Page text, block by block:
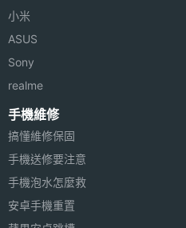
小米
ASUS
Sony
realme
手機維修
搞懂維修保固
手機送修要注意
手機泡水怎麼救
安卓手機重置